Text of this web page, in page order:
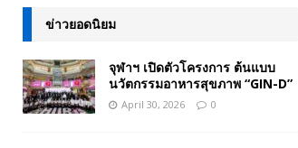
ข่าวยอดนิยม
จุฬาฯ เปิดตัวโครงการ ต้นแบบ
นวัตกรรมอาหารสุขภาพ “GIN-D”
April 30, 2026 0